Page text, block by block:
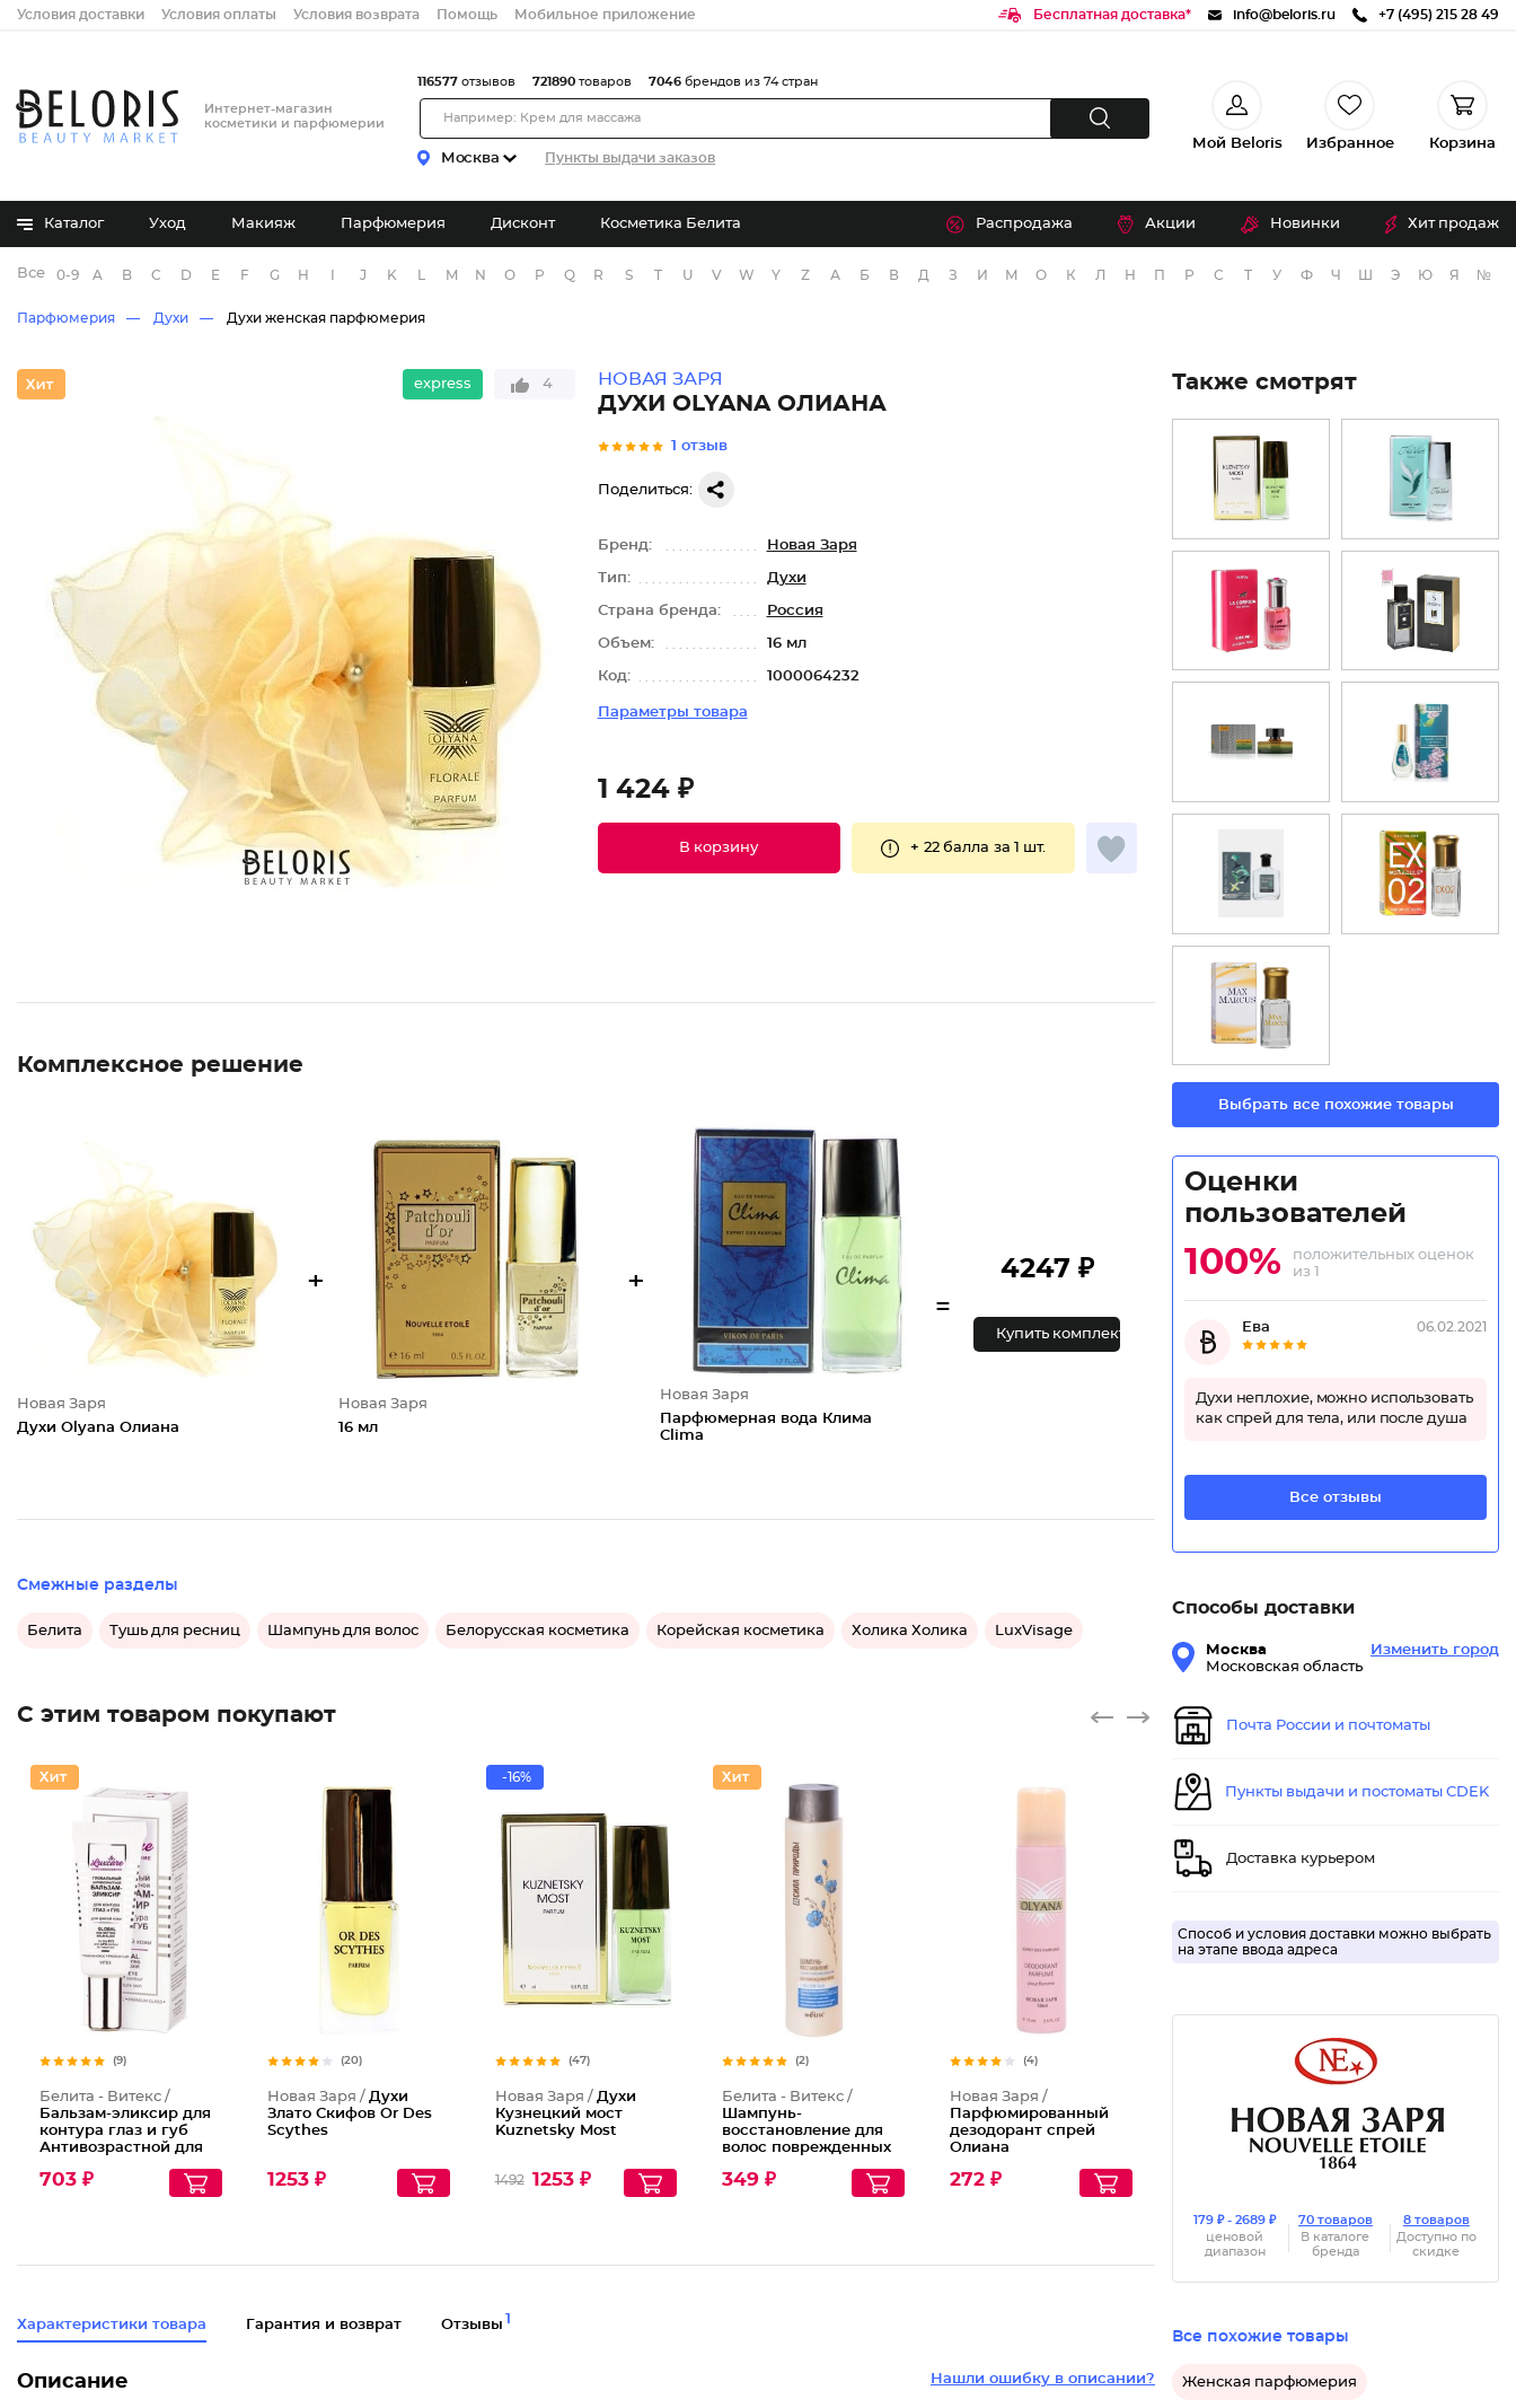
Условия доставки Условия оплаты Условия возврата Помощь Мобильное приложение Бесплатная доставка* info@beloris.ru +7 (495) 215 28 49
Интернет-магазин
косметики и парфюмерии
Москва Пункты выдачи заказов
116577 отзывов 721890 товаров 7046 брендов из 74 стран
Мой Beloris Избранное Корзина
Каталог Уход Макияж Парфюмерия Дисконт Косметика Белита Распродажа Акции Новинки Хит продаж
Все бренды
0-9 A B C D E F G H J K M N O P Q R S T U V W Y Z А Б В Д З И М О К Л Н П Р С Т У Ф Ч Э Ю Я №
Парфюмерия Духи Духи женская парфюмерия
express 4 НОВАЯ ЗАРЯ
ДУХИ OLYANA ОЛИАНА
1 отзыв
Поделиться:
Бренд: Новая Заря
Тип: Духи
Страна бренда: Россия
Объем: 16 мл
Код: 1000064232
Параметры товара
1 424 ₽
В корзину + 22 балла за 1 шт.
Комплексное решение
Новая Заря
Духи Olyana Олиана
+
Новая Заря
16 мл
+
Новая Заря
Парфюмерная вода Клима
Clima
=
4247 ₽
Купить комплект
Смежные разделы
Белита Тушь для ресниц Шампунь для волос Белорусская косметика Корейская косметика Холика Холика LuxVisage
С этим товаром покупают
(9)
Белита - Витекс /
Бальзам-эликсир для
контура глаз и губ
Антивозрастной для
703 ₽
(20)
Новая Заря / Духи
Злато Скифов Or Des
Scythes
1253 ₽
-16%
(47)
Новая Заря / Духи
Кузнецкий мост
Kuznetsky Most
1492 1253 ₽
(2)
Белита - Витекс /
Шампунь-
восстановление для
волос поврежденных
антистатическим
349 ₽
(4)
Новая Заря /
Парфюмированный
дезодорант спрей
Олиана
272 ₽
Характеристики товара Гарантия и возврат Отзывы 1
Нашли ошибку в описании?
Описание
Также смотрят
Выбрать все похожие товары
Оценки
пользователей
100%
положительных оценок
из 1
Ева 06.02.2021
Духи неплохие, можно использовать
как спрей для тела, или после душа
Все отзывы
Способы доставки
Москва
Московская область
Изменить город
Почта России и почтоматы
Пункты выдачи и постоматы CDEK
Доставка курьером
Способ и условия доставки можно выбрать
на этапе ввода адреса
179 ₽ - 2689 ₽
ценовой
диапазон
70 товаров
В каталоге
бренда
8 товаров
Доступно по
скидке
Все похожие товары
Женская парфюмерия